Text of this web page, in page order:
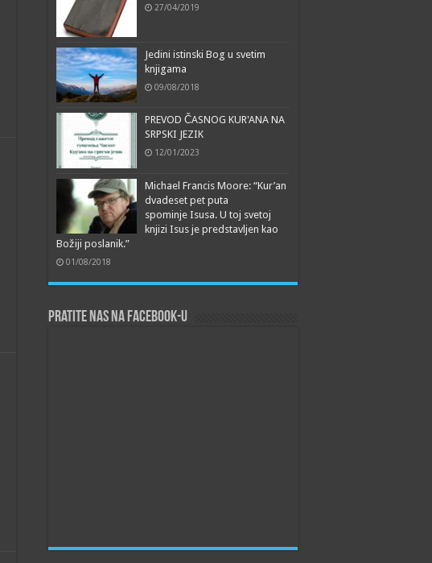
27/04/2019
Jedini istinski Bog u svetim
knjigama
09/08/2018
PREVOD ČASNOG KUR'ANA NA
SRPSKI JEZIK
12/01/2023
Michael Francis Moore: “Kur’an
dvadeset pet puta
spominje Isusa. U toj svetoj
knjizi Isus je predstavljen kao
Božiji poslanik.”
01/08/2018
Pratite nas na Facebook-u